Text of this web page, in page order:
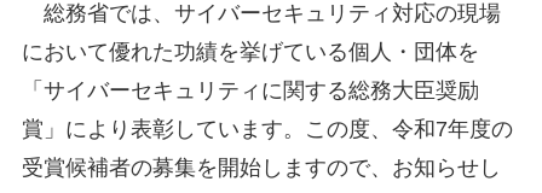
総務省では、サイバーセキュリティ対応の現場
において優れた功績を挙げている個人・団体を
「サイバーセキュリティに関する総務大臣奨励
賞」により表彰しています。この度、令和7年度の
受賞候補者の募集を開始しますので、お知らせし